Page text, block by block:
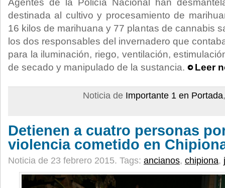
Agentes de la Policía Nacional han
destinada al cultivo y procesamiento de
16 kilos de marihuana y 77 plantas de cannabis
los dos responsables del invernadero que
para la iluminación, riego, ventilación,
de secado y manipulado de la sustancia.
Leer
Noticia de Importante 1 en Portada
Detienen a cuatro personas
violencia cometido en
Noticia de 23 febrero 2015. Tags: ancianos, chipiona,